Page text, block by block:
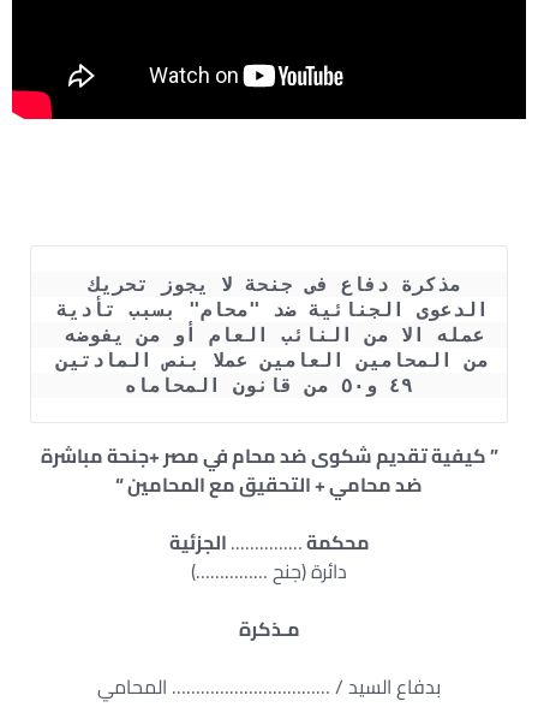
مذكرة دفاع فى جنحة لا يجوز تحريك
من المحامين العامين عملا بنص المادتين
٤٩ و٥٠ من قانون المحاماه
” كيفية تقديم شكوى ضد محام في مصر +جنحة مباشرة
ضد محامي + التحقيق مع المحامين “
محكمة……………الجزئية
دائرة (جنح ……………)
مـذكرة
بدفاع السيد / …………………………… المحامي